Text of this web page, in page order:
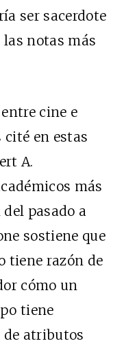
ser sacerdote
las notas más
cine e
cité en estas
A.
más
pasado a
sostiene que
tiene razón de
cómo un
tiene
de atributos